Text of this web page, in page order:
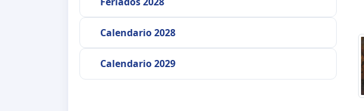
Calendario 2028
Calendario 2029